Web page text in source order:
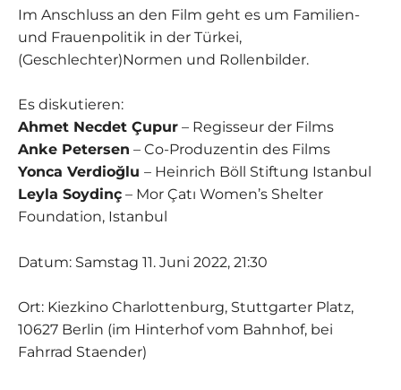
Im Anschluss an den Film geht es um Familien-
und Frauenpolitik in der Türkei,
(Geschlechter)Normen und Rollenbilder.
Es diskutieren:
Ahmet Necdet Çupur – Regisseur der Films
Anke Petersen – Co-Produzentin des Films
Yonca Verdioğlu – Heinrich Böll Stiftung Istanbul
Leyla Soydinç – Mor Çatı Women’s Shelter
Foundation, Istanbul
Datum: Samstag 11. Juni 2022, 21:30
Ort: Kiezkino Charlottenburg, Stuttgarter Platz,
10627 Berlin (im Hinterhof vom Bahnhof, bei
Fahrrad Staender)